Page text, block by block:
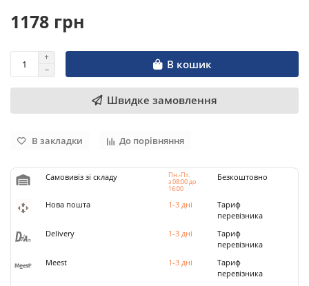
1178 грн
В кошик
Швидке замовлення
В закладки До порівняння
Самовивіз зі складу Пн.-Пт.
з 08:00 до
16:00
Безкоштовно
Нова пошта 1-3 дні
Тариф
перевізника
Delivery
1-3 дні
Тариф
перевізника
Meest
1-3 дні
Тариф
перевізника